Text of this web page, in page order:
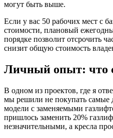
могут быть выше.
Если у вас 50 рабочих мест с
стоимости, плановый
порядке позволит отсрочить
снизит общую стоимость
Личный опыт: что
В одном из проектов, где я
мы решили не покупать самые
модели с заменяемыми
пришлось заменить 20%
незначительными, а кресла